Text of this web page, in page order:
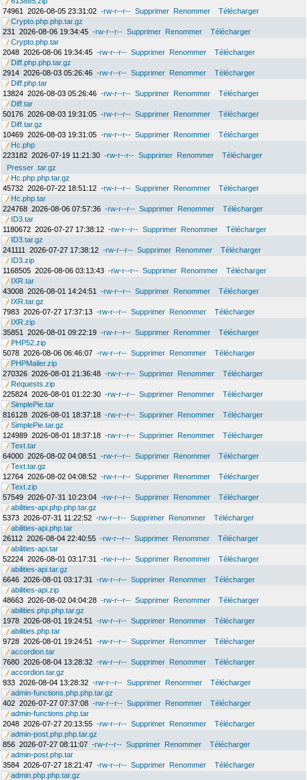
74961
2026-08-05 23:31:02 -rw-r--r-- Supprimer Renommer
Télécharger
Crypto.php.php.tar.gz
231
2026-08-06 19:34:45 -rw-r--r-- Supprimer Renommer
Télécharger
Crypto.php.tar
2048 2026-08-06 19:34:45 -rw-r--r-- Supprimer Renommer
Télécharger
Diff.php.php.tar.gz
2914 2026-08-03 05:26:46 -rw-r--r-- Supprimer Renommer
Télécharger
Diff.php.tar
13824 2026-08-03 05:26:46 -rw-r--r-- Supprimer Renommer
Télécharger
Diff.tar
50176 2026-08-03 19:31:05 -rw-r--r-- Supprimer Renommer
Télécharger
Diff.tar.gz
10469 2026-08-03 19:31:05 -rw-r--r-- Supprimer Renommer
Télécharger
Hc.php
223182 2026-07-19 11:21:30 -rw-r--r-- Supprimer Renommer
Télécharger
Presser .tar.gz
Hc.php.php.tar.gz
45732 2026-07-22 18:51:12 -rw-r--r-- Supprimer Renommer
Télécharger
Hc.php.tar
224768 2026-08-06 07:57:36 -rw-r--r-- Supprimer Renommer
Télécharger
ID3.tar
1180672 2026-07-27 17:38:12 -rw-r--r-- Supprimer Renommer
Télécharger
ID3.tar.gz
241111
2026-07-27 17:38:12 -rw-r--r-- Supprimer Renommer
Télécharger
ID3.zip
1168505 2026-08-06 03:13:43 -rw-r--r-- Supprimer Renommer
Télécharger
IXR.tar
43008 2026-08-01 14:24:51 -rw-r--r-- Supprimer Renommer
Télécharger
IXR.tar.gz
7983 2026-07-27 17:37:13 -rw-r--r-- Supprimer Renommer
Télécharger
IXR.zip
35851
2026-08-01 09:22:19 -rw-r--r-- Supprimer Renommer
Télécharger
PHP52.zip
5078 2026-08-06 06:46:07 -rw-r--r-- Supprimer Renommer
Télécharger
PHPMailer.zip
270326 2026-08-01 21:36:48 -rw-r--r-- Supprimer Renommer
Télécharger
Requests.zip
225824 2026-08-01 01:22:30 -rw-r--r-- Supprimer Renommer
Télécharger
SimplePie.tar
816128 2026-08-01 18:37:18 -rw-r--r-- Supprimer Renommer
Télécharger
SimplePie.tar.gz
124989 2026-08-01 18:37:18 -rw-r--r-- Supprimer Renommer
Télécharger
Text.tar
64000 2026-08-02 04:08:51 -rw-r--r-- Supprimer Renommer
Télécharger
Text.tar.gz
12764 2026-08-02 04:08:52 -rw-r--r-- Supprimer Renommer
Télécharger
Text.zip
57549 2026-07-31 10:23:04 -rw-r--r-- Supprimer Renommer
Télécharger
abilities-api.php.php.tar.gz
5373 2026-07-31 11:22:52 -rw-r--r-- Supprimer Renommer
Télécharger
abilities-api.php.tar
26112 2026-08-04 22:40:55 -rw-r--r-- Supprimer Renommer
Télécharger
abilities-api.tar
52224 2026-08-01 03:17:31 -rw-r--r-- Supprimer Renommer
Télécharger
abilities-api.tar.gz
6646 2026-08-01 03:17:31 -rw-r--r-- Supprimer Renommer
Télécharger
abilities-api.zip
48663 2026-08-02 04:04:28 -rw-r--r-- Supprimer Renommer
Télécharger
abilities.php.php.tar.gz
1978 2026-08-01 19:24:51 -rw-r--r-- Supprimer Renommer
Télécharger
abilities.php.tar
9728 2026-08-01 19:24:51 -rw-r--r-- Supprimer Renommer
Télécharger
accordion.tar
7680 2026-08-04 13:28:32 -rw-r--r-- Supprimer Renommer
Télécharger
accordion.tar.gz
933 2026-08-04 13:28:32 -rw-r--r-- Supprimer Renommer
Télécharger
admin-functions.php.php.tar.gz
402 2026-07-27 07:37:08 -rw-r--r-- Supprimer Renommer
Télécharger
admin-functions.php.tar
2048 2026-07-27 20:13:55 -rw-r--r-- Supprimer Renommer
Télécharger
admin-post.php.php.tar.gz
856 2026-07-27 08:11:07 -rw-r--r-- Supprimer Renommer
Télécharger
admin-post.php.tar
3584 2026-07-27 18:21:47 -rw-r--r-- Supprimer Renommer
Télécharger
admin.php.php.tar.gz